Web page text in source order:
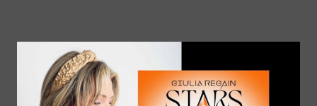
Deian :: http://www.myspace.com/deiansong Dixon ::
http://www.myspace.com/justdixon Frivolous ::
http://www.myspace.com/frivolouslive Frost ::